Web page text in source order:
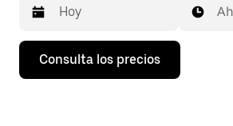
Pulsa
flecha
Consulta los precios